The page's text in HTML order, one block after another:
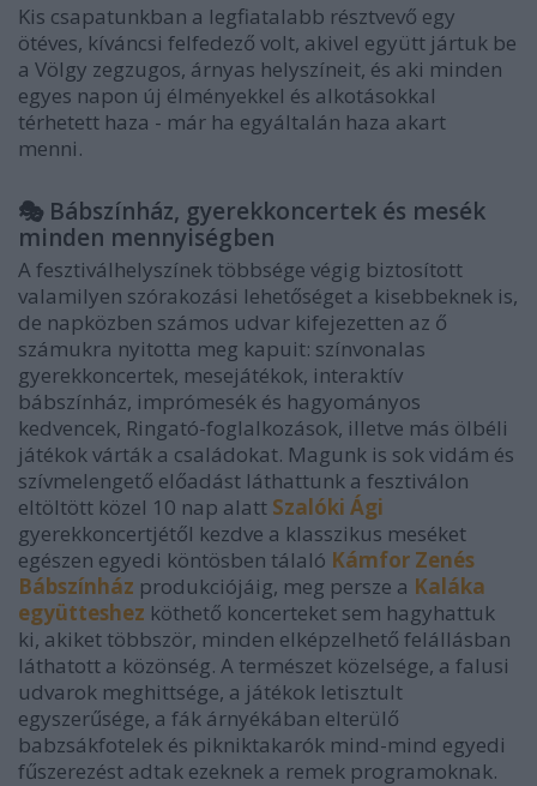
Kis csapatunkban a legfiatalabb résztvevő egy
ötéves, kíváncsi felfedező volt, akivel együtt jártuk be
a Völgy zegzugos, árnyas helyszíneit, és aki minden
egyes napon új élményekkel és alkotásokkal
térhetett haza - már ha egyáltalán haza akart
menni.
🎭 Bábszínház, gyerekkoncertek és mesék
minden mennyiségben
A fesztiválhelyszínek többsége végig biztosított
valamilyen szórakozási lehetőséget a kisebbeknek is,
de napközben számos udvar kifejezetten az ő
számukra nyitotta meg kapuit: színvonalas
gyerekkoncertek, mesejátékok, interaktív
bábszínház, imprómesék és hagyományos
kedvencek, Ringató-foglalkozások, illetve más ölbéli
játékok várták a családokat. Magunk is sok vidám és
szívmelengető előadást láthattunk a fesztiválon
eltöltött közel 10 nap alatt Szalóki Ági
gyerekkoncertjétől kezdve a klasszikus meséket
egészen egyedi köntösben tálaló Kámfor Zenés
Bábszínház produkciójáig, meg persze a Kaláka
együtteshez köthető koncerteket sem hagyhattuk
ki, akiket többször, minden elképzelhető felállásban
láthatott a közönség. A természet közelsége, a falusi
udvarok meghittsége, a játékok letisztult
egyszerűsége, a fák árnyékában elterülő
babzsákfotelek és pikniktakarók mind-mind egyedi
fűszerezést adtak ezeknek a remek programoknak.